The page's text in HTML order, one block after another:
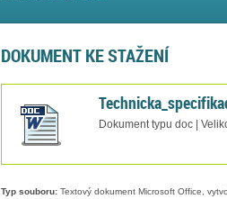
DOKUMENT KE STAŽENÍ
Dokument typu doc |
Typ souboru:Textový dokument Microsoft Office,